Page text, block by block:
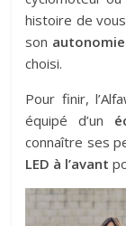
histoire de
son
choisi.
Pour finir,
équipé d’un
connaître ses
LED à l’avant